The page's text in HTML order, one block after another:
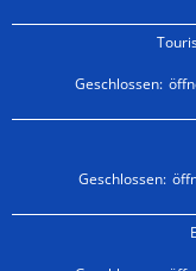
Klicken, um
Geschlossen:
Klicken, um
Geschlossen: